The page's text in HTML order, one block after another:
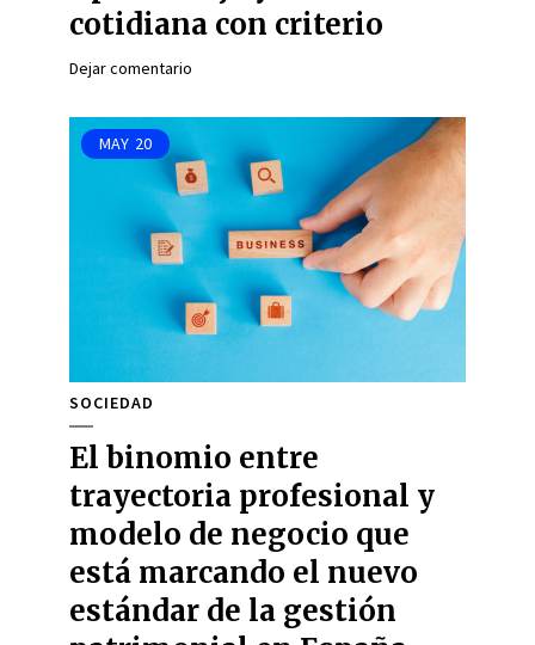
cotidiana con criterio
Dejar comentario
MAY 20
SOCIEDAD
El binomio entre
trayectoria profesional y
modelo de negocio que
está marcando el nuevo
estándar de la gestión